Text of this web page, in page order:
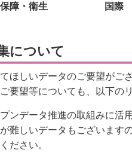
障・衛生 国際
について
ほしいデータのご要望がご
要望等についても、以下の
ンデータ推進の取組みに活
難しいデータもございます
ださい。